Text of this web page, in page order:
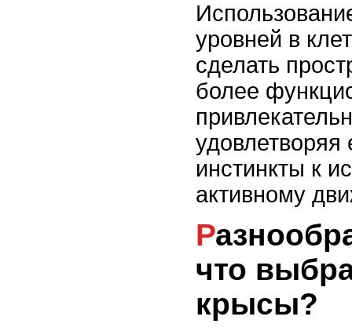
уровней в
сделать
более
удовлетворяя
инстинкты к
активному
Разнообразие игрушек:
что
крысы?